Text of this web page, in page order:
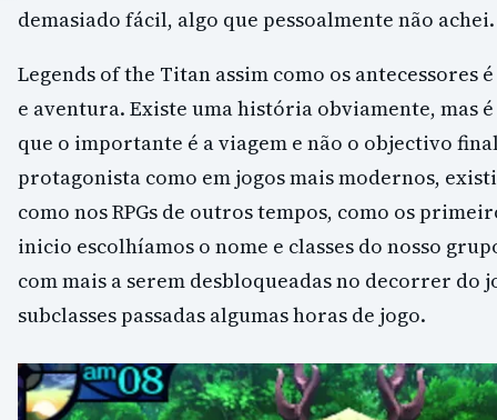
demasiado fácil, algo que pessoalmente não achei.
Legends of the Titan assim como os antecessores
e aventura. Existe uma história obviamente, mas
que o importante é a viagem e não o objectivo
protagonista como em jogos mais modernos,
como nos RPGs de outros tempos, como os
inicio escolhíamos o nome e classes do nosso
com mais a serem desbloqueadas no decorrer do
subclasses passadas algumas horas de jogo.